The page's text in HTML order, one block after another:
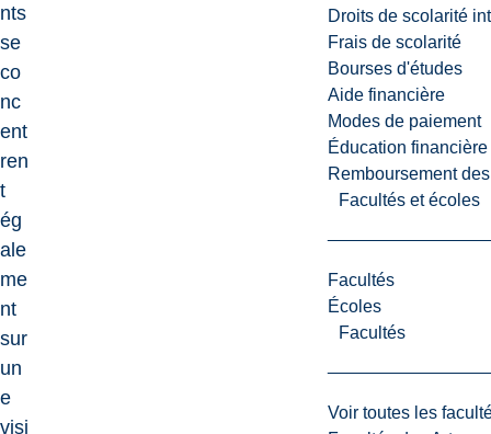
Droits de scolarité
Frais de scolarité
Bourses d'études
Aide financière
Modes de paiement
Éducation financière
Remboursement
Facultés et écoles
Facultés
Écoles
Facultés
Voir toutes les
nts
se
co
nc
ent
ren
t
ég
ale
me
nt
sur
un
e
visi